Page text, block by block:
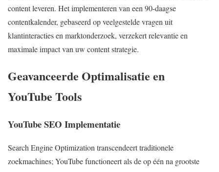
content leveren. Het implementeren van een 90-daagse
contentkalender, gebaseerd op veelgestelde vragen uit
klantinteracties en marktonderzoek, verzekert relevantie en
maximale impact van uw content strategie.
Geavanceerde Optimalisatie en
YouTube Tools
YouTube SEO Implementatie
Search Engine Optimization transcendeert traditionele
zoekmachines; YouTube functioneert als de op één na grootste